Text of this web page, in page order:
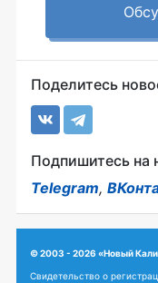
Поделитесь
Подпишитесь на
Telegram,
© 2003 - 2026 «Новый
Свидетельство о